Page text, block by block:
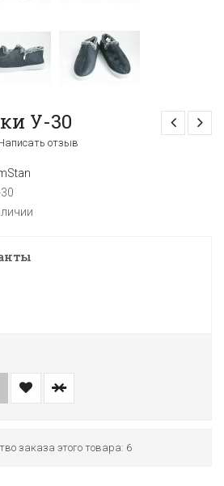
У-30
отзыв
заказа этого товара: 6